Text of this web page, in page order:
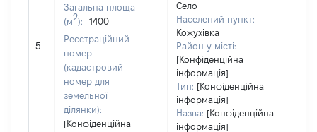
5
Загальна площа
(м2):
1400
Реєстраційний
номер
(кадастровий
номер для
земельної
ділянки):
[Конфіденційна
Село
Населений пункт:
Кожухівка
Район у місті:
[Конфіденційна
інформація]
Тип: [Конфіденційна
інформація]
Назва: [Конфіденційна
інформація]